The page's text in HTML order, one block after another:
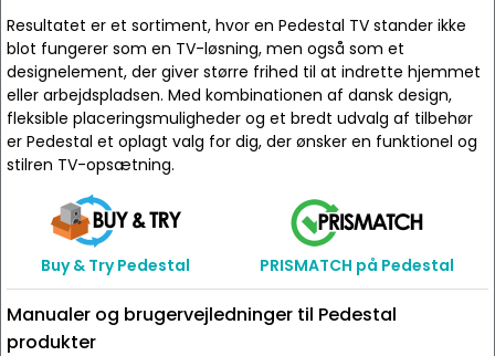
Resultatet er et sortiment, hvor en Pedestal TV stander ikke
blot fungerer som en TV-løsning, men også som et
designelement, der giver større frihed til at indrette hjemmet
eller arbejdspladsen. Med kombinationen af dansk design,
fleksible placeringsmuligheder og et bredt udvalg af tilbehør
er Pedestal et oplagt valg for dig, der ønsker en funktionel og
stilren TV-opsætning.
Buy & Try Pedestal PRISMATCH på Pedestal
Manualer og brugervejledninger til Pedestal
produkter